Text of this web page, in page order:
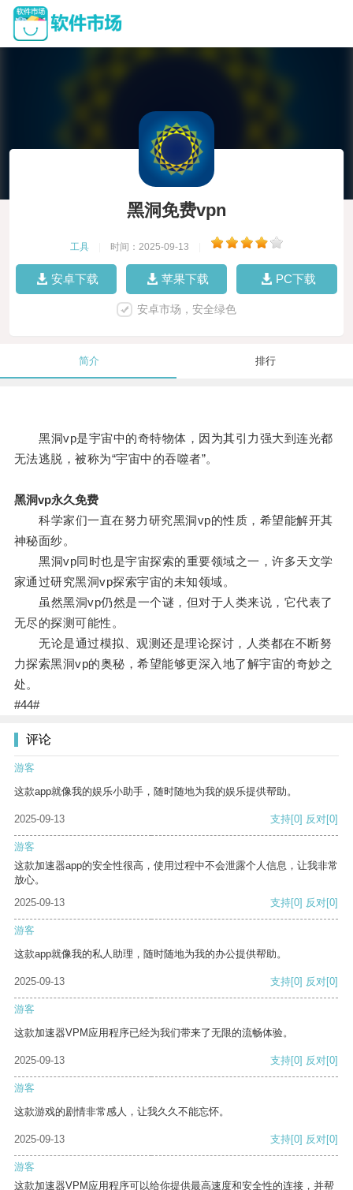
黑洞免费vpn
工具 时间：2025-09-13
安卓下载 苹果下载 PC下载
安卓市场，安全绿色
简介 排行
黑洞vp是宇宙中的奇特物体，因为其引力强大到连光都
无法逃脱，被称为“宇宙中的吞噬者”。
黑洞vp永久免费
科学家们一直在努力研究黑洞vp的性质，希望能解开其
神秘面纱。
黑洞vp同时也是宇宙探索的重要领域之一，许多天文学
家通过研究黑洞vp探索宇宙的未知领域。
虽然黑洞vp仍然是一个谜，但对于人类来说，它代表了
无尽的探测可能性。
无论是通过模拟、观测还是理论探讨，人类都在不断努
力探索黑洞vp的奥秘，希望能够更深入地了解宇宙的奇妙之
处。
#44#
评论
游客
这款app就像我的娱乐小助手，随时随地为我的娱乐提供帮助。
2025-09-13 支持[0] 反对[0]
游客
这款加速器app的安全性很高，使用过程中不会泄露个人信息，让我非常
放心。
2025-09-13
支持[0] 反对[0]
游客
这款app就像我的私人助理，随时随地为我的办公提供帮助。
2025-09-13 支持[0] 反对[0]
游客
这款加速器VPM应用程序已经为我们带来了无限的流畅体验。
2025-09-13 支持[0] 反对[0]
游客
这款游戏的剧情非常感人，让我久久不能忘怀。
2025-09-13 支持[0] 反对[0]
游客
这款加速器VPM应用程序可以给你提供最高速度和安全性的连接，并帮